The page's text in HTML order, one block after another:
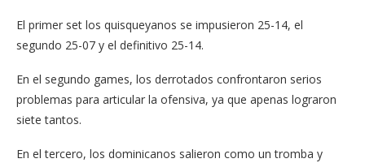
El primer set los quisqueyanos se impusieron 25-14, el
segundo 25-07 y el definitivo 25-14.
En el segundo games, los derrotados confrontaron serios
problemas para articular la ofensiva, ya que apenas lograron
siete tantos.
En el tercero, los dominicanos salieron como un tromba y